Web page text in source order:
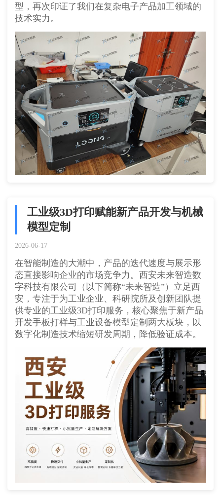
型，再次印证了我们在复杂电子产品加工领域的
技术实力。
工业级3D打印赋能新产品开发与机械
模型定制
2026-06-17
在智能制造的大潮中，产品的迭代速度与展示形
态直接影响企业的市场竞争力。西安未来智造数
字科技有限公司（以下简称“未来智造”）立足西
安，专注于为工业企业、科研院所及创新团队提
供专业的工业级3D打印服务，核心聚焦于新产品
开发手板打样与工业设备模型定制两大板块，以
数字化制造技术缩短研发周期，降低验证成本。